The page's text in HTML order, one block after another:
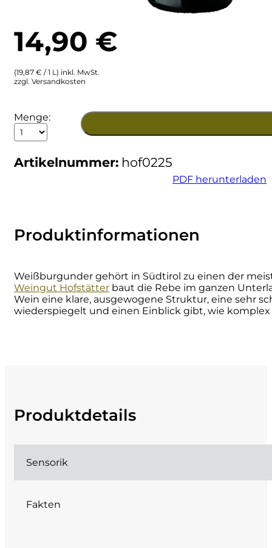
14,90 €
(19,87 € / 1 L) inkl. MwSt.
zzgl. Versandkosten
2025
Weißburgunder
Südtirol
Menge
Menge:
Artikelnummer: hof0225
PDF herunterladen
Produktinformationen
Weißburgunder gehört in Südtirol zu einen der
Weingut Hofstätter baut die Rebe im ganzen
Wein eine klare, ausgewogene Struktur, eine sehr
wiederspiegelt und einen Einblick gibt, wie
Produktdetails
Sensorik
Fakten
Venetien
Brugnano
Bruna
Cantina di Custoza
Capichera
Castiglion del Bosco
Cherchi
Contadi Castaldi
Contini
Cordero San Giorgio